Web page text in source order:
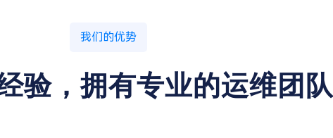
我们的优势
验，拥有专业的运维团队